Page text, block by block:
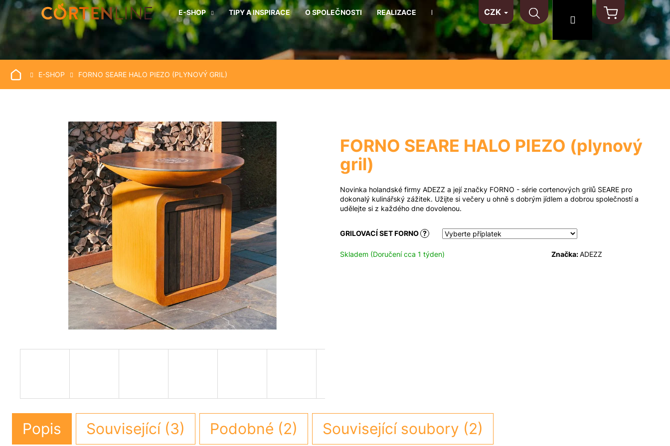
Přejít
E-SHOP TIPY A INSPIRACE O SPOLEČNOSTI REALIZACE KONTAKT NA MÍRU MATERIÁLY
CZK
Hledat PřihlášeníNákupní
košík
DOMŮE-SHOP FORNO SEARE HALO PIEZO (PLYNOVÝ GRIL)
FORNO SEARE HALO PIEZO (plynový
gril)
Novinka holandské firmy ADEZZ a její značky FORNO - série cortenových grilů SEARE pro
dokonalý kulinářský zážitek. Užijte si večery u ohně s dobrým jídlem a dobrou společností a
udělejte si z každého dne dovolenou.
GRILOVACÍ SET FORNO ?
Skladem (Doručení cca 1 týden) Značka:ADEZZ
Popis Související (3) Podobné (2) Související soubory (2)
K
o
š
í
k
Zpět
Zpět
Co potřebujete najít?
Hledat
Doporučujeme